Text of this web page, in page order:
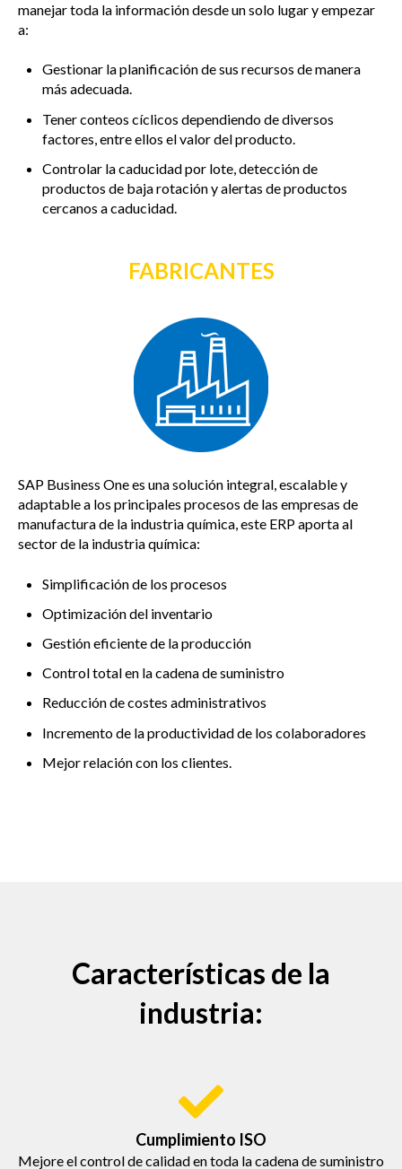
manejar toda la información desde un solo lugar y empezar
a:
Gestionar la planificación de sus recursos de manera
más adecuada.
Tener conteos cíclicos dependiendo de diversos
factores, entre ellos el valor del producto.
Controlar la caducidad por lote, detección de
productos de baja rotación y alertas de productos
cercanos a caducidad.
FABRICANTES
SAP Business One es una solución integral, escalable y
adaptable a los principales procesos de las empresas de
manufactura de la industria química, este ERP aporta al
sector de la industria química:
Simplificación de los procesos
Optimización del inventario
Gestión eficiente de la producción
Control total en la cadena de suministro
Reducción de costes administrativos
Incremento de la productividad de los colaboradores
Mejor relación con los clientes.
Características de la
industria:
Cumplimiento ISO
Mejore el control de calidad en toda la cadena de suministro